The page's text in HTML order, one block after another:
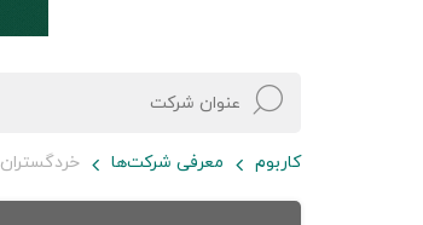
کاربوم معرفی شرکت‌ها خردگستران